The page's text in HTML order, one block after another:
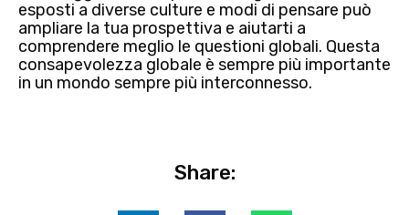
esposti a diverse culture e modi di pensare può
ampliare la tua prospettiva e aiutarti a
comprendere meglio le questioni globali. Questa
consapevolezza globale è sempre più importante
in un mondo sempre più interconnesso.
Share: